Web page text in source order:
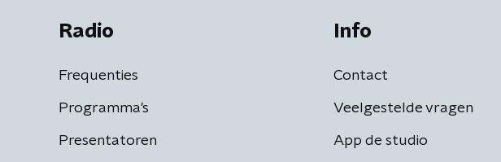
Radio
Frequenties
Programma's
Presentatoren
Info
Contact
Veelgestelde vragen
App de studio